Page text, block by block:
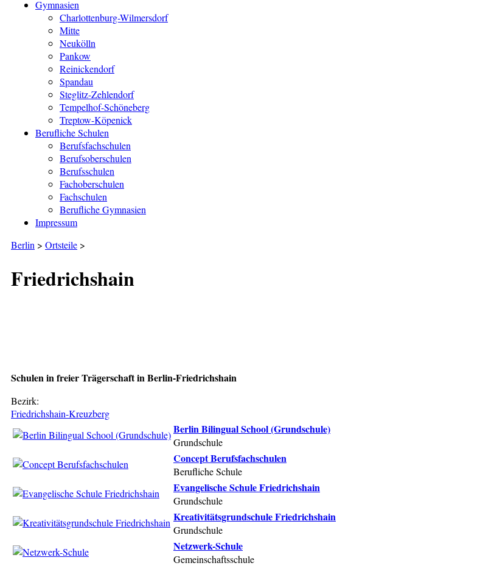
Gymnasien
Charlottenburg-Wilmersdorf
Mitte
Neukölln
Pankow
Reinickendorf
Spandau
Steglitz-Zehlendorf
Tempelhof-Schöneberg
Treptow-Köpenick
Berufliche Schulen
Berufsfachschulen
Berufsoberschulen
Berufsschulen
Fachoberschulen
Fachschulen
Berufliche Gymnasien
Impressum
Berlin > Ortsteile >
Friedrichshain
Schulen in freier Trägerschaft in Berlin-Friedrichshain
Bezirk:
Friedrichshain-Kreuzberg
Berlin Bilingual School (Grundschule)
Grundschule
Concept Berufsfachschulen
Berufliche Schule
Evangelische Schule Friedrichshain
Grundschule
Kreativitätsgrundschule Friedrichshain
Grundschule
Netzwerk-Schule
Gemeinschaftsschule